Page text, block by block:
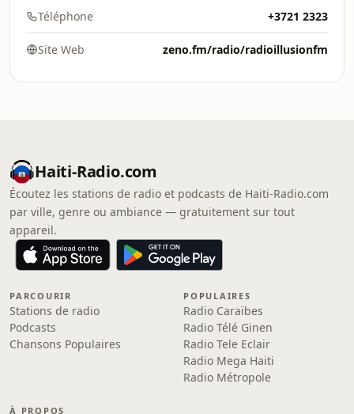
Téléphone +3721 2323
Site Web zeno.fm/radio/radioillusionfm
Haiti-Radio.com
Écoutez les stations de radio et podcasts de Haiti-Radio.com
par ville, genre ou ambiance — gratuitement sur tout
appareil.
PARCOURIR
Stations de radio
Podcasts
Chansons Populaires
POPULAIRES
Radio Caraïbes
Radio Télé Ginen
Radio Tele Eclair
Radio Mega Haiti
Radio Métropole
À PROPOS